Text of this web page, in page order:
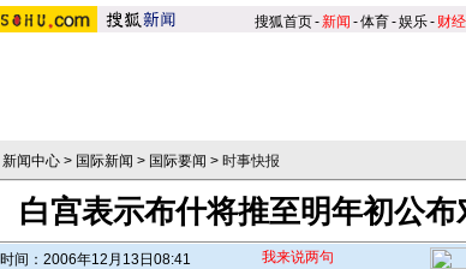
搜狐首页-新闻 -体育-娱乐- 财经
新闻中心 > 国际新闻 > 国际要闻 > 时事快报
白宫表示布什将推至明年初公
时间：2006年12月13日08:41 我来说两句